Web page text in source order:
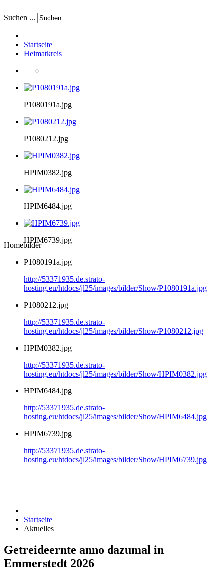
Suchen ...
Startseite
Heimatkreis
P1080191a.jpg
P1080212.jpg
HPIM0382.jpg
HPIM6484.jpg
HPIM6739.jpg
Homebilder
P1080191a.jpg
http://53371935.de.strato-
hosting.eu/htdocs/jl25/images/bilder/Show/P1080191a.jpg
P1080212.jpg
http://53371935.de.strato-
hosting.eu/htdocs/jl25/images/bilder/Show/P1080212.jpg
HPIM0382.jpg
http://53371935.de.strato-
hosting.eu/htdocs/jl25/images/bilder/Show/HPIM0382.jpg
HPIM6484.jpg
http://53371935.de.strato-
hosting.eu/htdocs/jl25/images/bilder/Show/HPIM6484.jpg
HPIM6739.jpg
http://53371935.de.strato-
hosting.eu/htdocs/jl25/images/bilder/Show/HPIM6739.jpg
Startseite
Aktuelles
Getreideernte anno dazumal in
Emmerstedt 2026